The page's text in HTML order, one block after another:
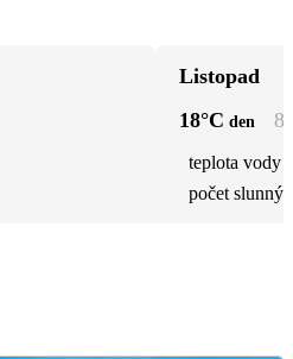
Listopad
18°C den 8
teplota vody
počet